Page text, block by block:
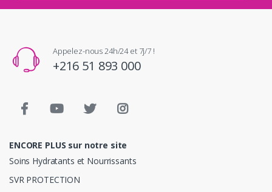
Appelez-nous 24h/24 et 7j/7 !
+216 51 893 000
ENCORE PLUS sur notre site
Soins Hydratants et Nourrissants
SVR PROTECTION